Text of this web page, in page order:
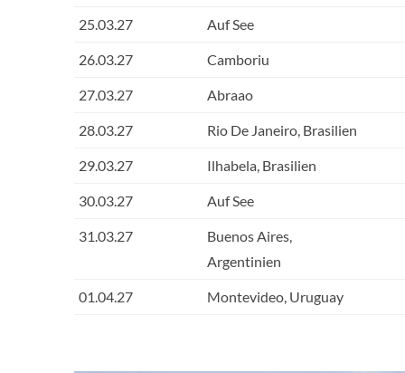
25.03.27 Auf See
26.03.27 Camboriu
27.03.27 Abraao
28.03.27 Rio De Janeiro, Brasilien
29.03.27 Ilhabela, Brasilien
30.03.27 Auf See
31.03.27
Buenos Aires,
Argentinien
01.04.27 Montevideo, Uruguay